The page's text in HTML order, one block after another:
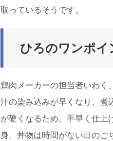
取っているそうです。
ひろのワンポイ
鶏肉メーカーの担当者いわく
汁の染み込みが早くなり、煮
が硬くなるため、手早く仕上
身、丼物は時間がない日のご